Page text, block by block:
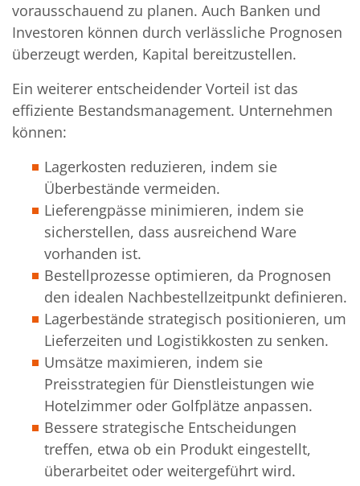
vorausschauend zu planen. Auch Banken und
Investoren können durch verlässliche Prognosen
überzeugt werden, Kapital bereitzustellen.
Ein weiterer entscheidender Vorteil ist das
effiziente Bestandsmanagement. Unternehmen
können:
Lagerkosten reduzieren, indem sie
Überbestände vermeiden.
Lieferengpässe minimieren, indem sie
sicherstellen, dass ausreichend Ware
vorhanden ist.
Bestellprozesse optimieren, da Prognosen
den idealen Nachbestellzeitpunkt definieren.
Lagerbestände strategisch positionieren, um
Lieferzeiten und Logistikkosten zu senken.
Umsätze maximieren, indem sie
Preisstrategien für Dienstleistungen wie
Hotelzimmer oder Golfplätze anpassen.
Bessere strategische Entscheidungen
treffen, etwa ob ein Produkt eingestellt,
überarbeitet oder weitergeführt wird.